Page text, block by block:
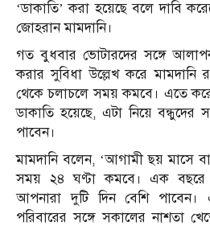
‘ডাকাতি’ করা হয়েছে বলে দাবি
জোহরান মামদানি।
গত বুধবার ভোটারদের সঙ্গে
করার সুবিধা উল্লেখ করে
থেকে চলাচলে সময় কমবে। এতে
ডাকাতি হয়েছে, এটা নিয়ে
পাবেন।
মামদানি বলেন, ‘আগামী ছয় মাসে
সময় ২৪ ঘণ্টা কমবে। এক বছরে
আপনারা দুটি দিন বেশি
পরিবারের সঙ্গে সকালের নাশতা